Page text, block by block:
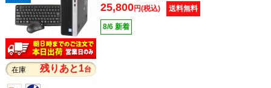
在庫 残りあと1台
25,800円(税込) 送料無料
8/6 新着